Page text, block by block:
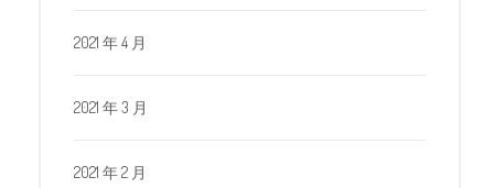
2021 年 4 月
2021 年 3 月
2021 年 2 月